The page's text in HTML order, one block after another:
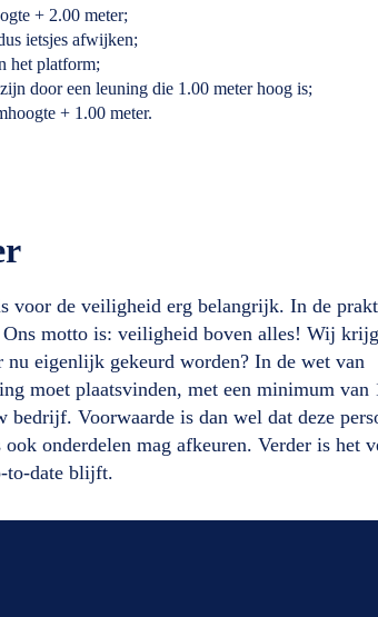
+ 2.00 meter;
ietsjes afwijken;
het platform;
door een leuning die 1.00 meter hoog is;
+ 1.00 meter.
voor de veiligheid erg belangrijk. In de
motto is: veiligheid boven alles! Wij
nu eigenlijk gekeurd worden? In de wet van
moet plaatsvinden, met een minimum van
Voorwaarde is dan wel dat deze
onderdelen mag afkeuren. Verder is het
to-date blijft.